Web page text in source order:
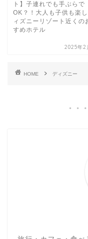
ト】子連れでも手ぶらで
OK？！大人も子供も楽
ィズニーリゾート近くの
すめホテル
2025年2
HOME ディズニー